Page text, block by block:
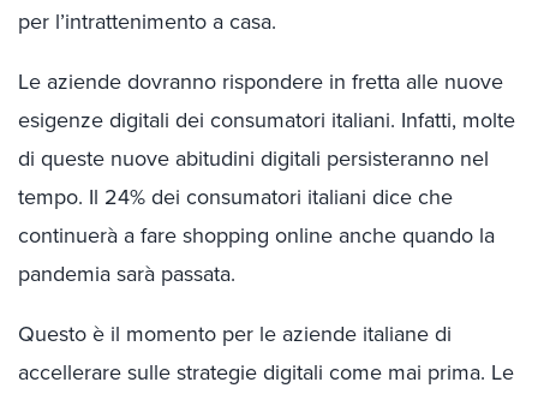
per l’intrattenimento a casa.
Le aziende dovranno rispondere in fretta alle nuove
esigenze digitali dei consumatori italiani. Infatti, molte
di queste nuove abitudini digitali persisteranno nel
tempo. Il 24% dei consumatori italiani dice che
continuerà a fare shopping online anche quando la
pandemia sarà passata.
Questo è il momento per le aziende italiane di
accellerare sulle strategie digitali come mai prima. Le